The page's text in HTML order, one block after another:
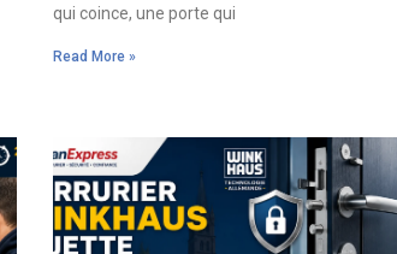
qui coince, une porte qui
Read More »